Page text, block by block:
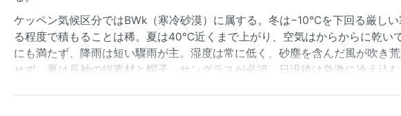
ケッペン気候区分ではBWk（寒冷砂漠）に属する。冬は−10℃を下回る厳し
る程度で積もることは稀。夏は40℃近くまで上がり、空気はからからに乾い
にも満たず、降雨は短い驟雨が主。湿度は常に低く、砂塵を含んだ風が吹き
せず、夏は長袖の綿素材と帽子、サングラスが必須。日没後は急激に冷え込む
最も過ごしやすいのは春（4月から5月）と秋（9月から10月）だ。日中の気